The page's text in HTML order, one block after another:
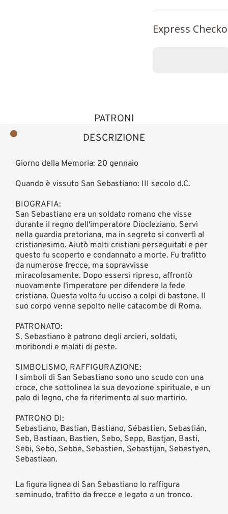
Express
DESCRIZIONE
PATRONI
Giorno della Memoria: 20 gennaio
Quando è vissuto San Sebastiano: III secolo d.C.
BIOGRAFIA:
San Sebastiano era un soldato romano che visse
durante il regno dell'imperatore Diocleziano. Servì
nella guardia pretoriana, ma in segreto si convertì al
cristianesimo. Aiutò molti cristiani perseguitati e per
questo fu scoperto e condannato a morte. Fu trafitto
da numerose frecce, ma sopravvisse
miracolosamente. Dopo essersi ripreso, affrontò
nuovamente l'imperatore per difendere la fede
cristiana. Questa volta fu ucciso a colpi di bastone. Il
suo corpo venne sepolto nelle catacombe di Roma.
PATRONATO:
S. Sebastiano è patrono degli arcieri, soldati,
moribondi e malati di peste.
SIMBOLISMO, RAFFIGURAZIONE:
I simboli di San Sebastiano sono uno scudo con una
croce, che sottolinea la sua devozione spirituale, e un
palo di legno, che fa riferimento al suo martirio.
PATRONO DI:
Sebastiano, Bastian, Bastiano, Sébastien, Sebastián,
Seb, Bastiaan, Bastien, Sebo, Sepp, Bastjan, Basti,
Sebi, Sebo, Sebbe, Sebastien, Sebastijan, Sebestyen,
Sebastiaan.
La figura lignea di San Sebastiano lo raffigura
seminudo, trafitto da frecce e legato a un tronco.